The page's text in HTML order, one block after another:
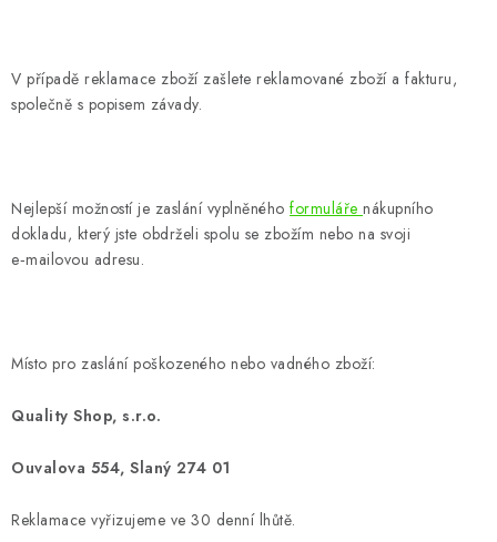
DOPLŇKY A DEKORACE
NOVINKY
Vše o nákupu Info
Reklamace a odstoupení od smlouvy
V případě reklamace zboží zašlete reklamované zboží a fakturu,
společně s popisem závady.
Nejlepší možností je zaslání vyplněného formuláře nákupního
dokladu, který jste obdrželi spolu se zbožím nebo na svoji
e‑mailovou adresu.
Místo pro zaslání poškozeného nebo vadného zboží:
Quality Shop, s.r.o.
Ouvalova 554, Slaný 274 01
Reklamace vyřizujeme ve 30 denní lhůtě.